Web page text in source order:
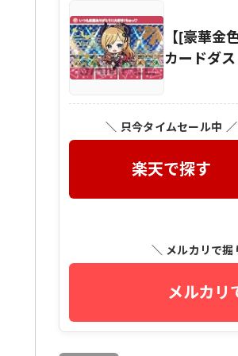
【[豪華
カードダ
＼ 只今タイムセール中 ／
楽天で探す
＼ メルカリで掘
メルカリ